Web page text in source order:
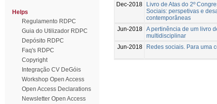
Helps
Regulamento RDPC
Guia do Utilizador RDPC
Depósito RDPC
Faq's RDPC
Copyright
Integração CV DeGóis
Workshop Open Access
Open Access Declarations
Newsletter Open Access
Dec-2018
Livro de Atas do 2º
Sociais: perspetivas e
contemporâneas
Jun-2018 A pertinência de um livro
multidisciplinar
Jun-2018
Redes sociais. Para uma